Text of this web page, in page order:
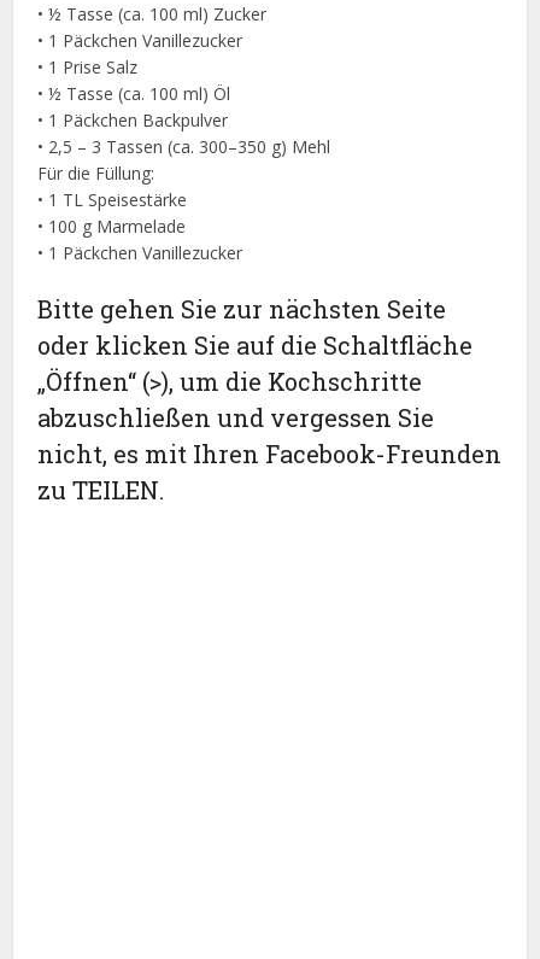
• ½ Tasse (ca. 100 ml) Zucker
• 1 Päckchen Vanillezucker
• 1 Prise Salz
• ½ Tasse (ca. 100 ml) Öl
• 1 Päckchen Backpulver
• 2,5 – 3 Tassen (ca. 300–350 g) Mehl
Für die Füllung:
• 1 TL Speisestärke
• 100 g Marmelade
• 1 Päckchen Vanillezucker
Bitte gehen Sie zur nächsten Seite
oder klicken Sie auf die Schaltfläche
„Öffnen“ (>), um die Kochschritte
abzuschließen und vergessen Sie
nicht, es mit Ihren Facebook-Freunden
zu TEILEN.